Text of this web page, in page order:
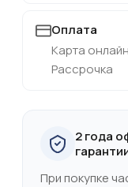
Оплата
Карта онлайн
Рассрочка
2 года
При покупке